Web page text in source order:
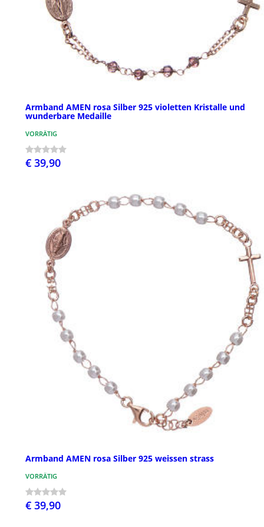
Armband AMEN rosa Silber 925 violetten Kristalle und
wunderbare Medaille
VORRÄTIG
€ 39,90
Armband AMEN rosa Silber 925 weissen strass
VORRÄTIG
€ 39,90